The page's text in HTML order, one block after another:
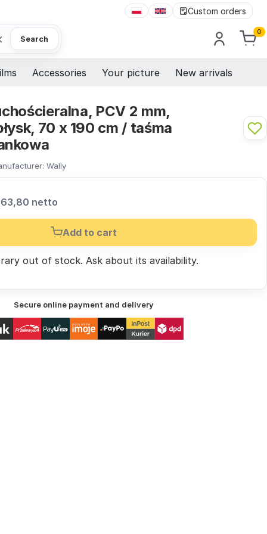
Custom orders
Search
0
Accessories Your picture New arrivals
PCV 2 mm,
70 x 190 cm / taśma
Wally
63,80 netto
Add to cart
out of stock. Ask about its availability.
Secure online payment and delivery